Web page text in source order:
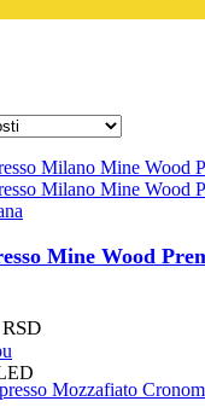
Mine Wood
RSD